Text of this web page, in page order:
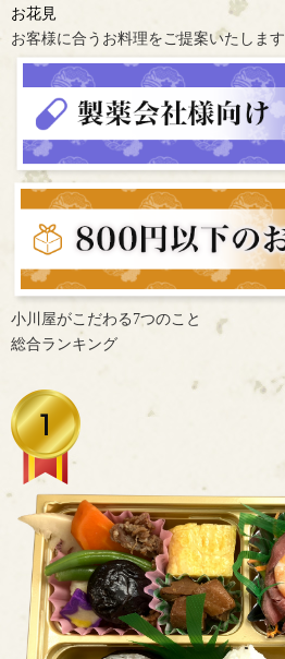
お花見
お客様に合うお料理を ご提案いたします
小川屋がこだわる7つのこと
総合ランキング